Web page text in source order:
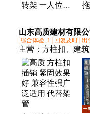
转架 一人位
材质 双面可放
置 插销固定
山东高质建材有限公
综合体验L1 回复及时 出
主营： 方柱扣、建
插销、方圆扣、加
具梁、电动梁夹具
质圆柱模板、圆柱
具租赁